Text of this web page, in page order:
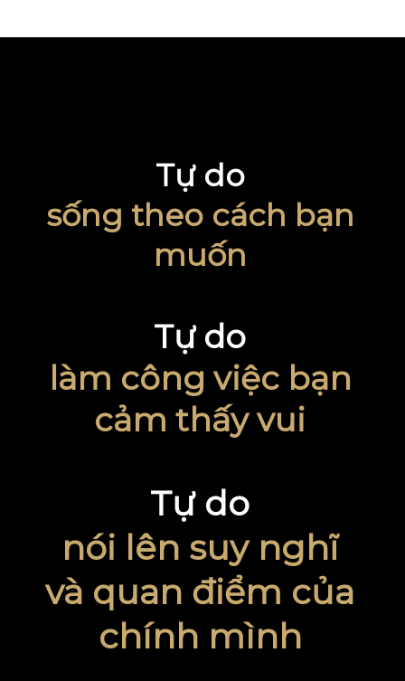
Tự do
sống theo cách bạn
muốn
Tự do
làm công việc bạn
cảm thấy vui
Tự do
nói lên suy nghĩ
và quan điểm của
chính mình